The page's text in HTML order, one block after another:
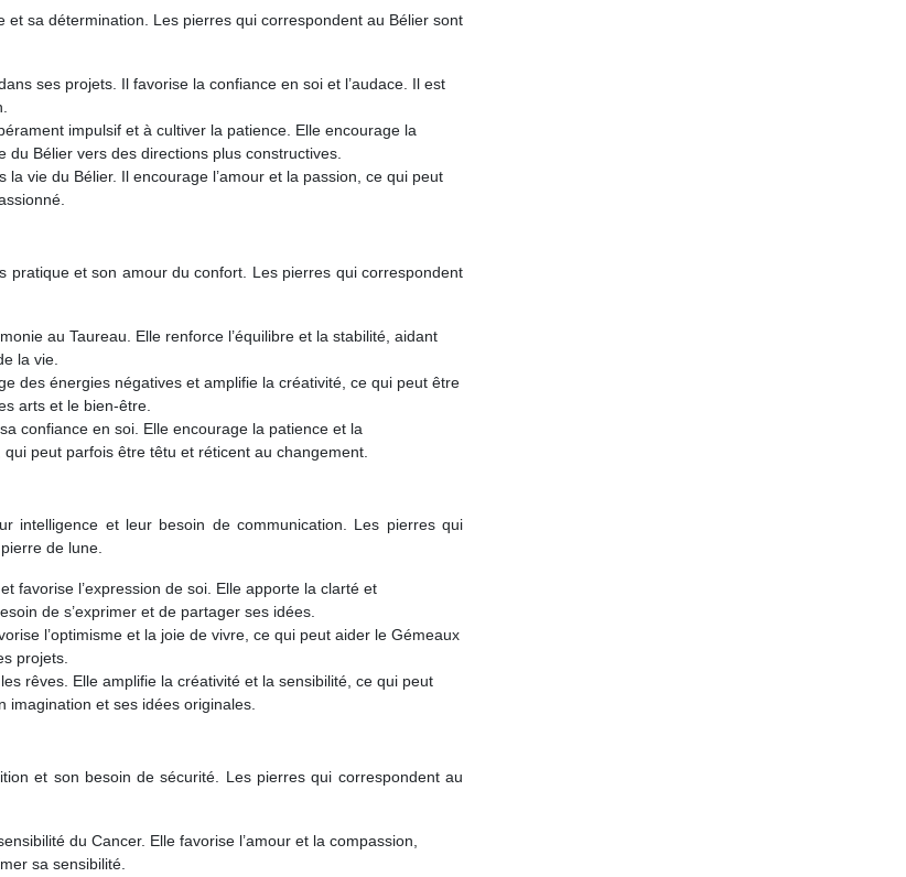
sa détermination. Les pierres qui correspondent au Bélier sont
ses projets. Il favorise la confiance en soi et l’audace. Il est
impulsif et à cultiver la patience. Elle encourage la
du Bélier vers des directions plus constructives.
vie du Bélier. Il encourage l’amour et la passion, ce qui peut
et son amour du confort. Les pierres qui correspondent
au Taureau. Elle renforce l’équilibre et la stabilité, aidant
la vie.
des énergies négatives et amplifie la créativité, ce qui peut être
arts et le bien-être.
confiance en soi. Elle encourage la patience et la
peut parfois être têtu et réticent au changement.
intelligence et leur besoin de communication. Les pierres qui
de lune.
favorise l’expression de soi. Elle apporte la clarté et
de s’exprimer et de partager ses idées.
l’optimisme et la joie de vivre, ce qui peut aider le Gémeaux
projets.
rêves. Elle amplifie la créativité et la sensibilité, ce qui peut
et ses idées originales.
et son besoin de sécurité. Les pierres qui correspondent au
du Cancer. Elle favorise l’amour et la compassion,
sa sensibilité.